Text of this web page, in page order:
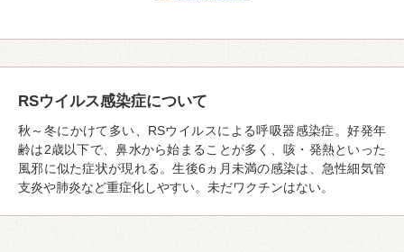
RSウイルス感染症について
秋～冬にかけて多い、RSウイルスによる呼吸器感染症。好発年
齢は2歳以下で、鼻水から始まることが多く、咳・発熱といった
風邪に似た症状が現れる。生後6ヵ月未満の感染は、急性細気管
支炎や肺炎など重症化しやすい。未だワクチンはない。